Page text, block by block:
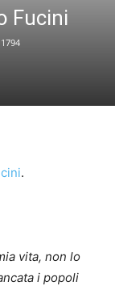
Fucini
1794
.
vita, non lo
i popoli